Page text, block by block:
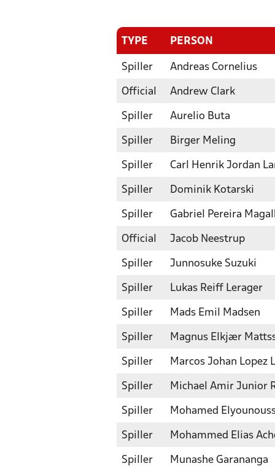
TYPE PERSON
Spiller Andreas Cornelius
Official Andrew Clark
Spiller Aurelio Buta
Spiller Birger Meling
Spiller Carl Henrik Jordan
Spiller Dominik Kotarski
Spiller Gabriel Pereira
Official Jacob Neestrup
Spiller Junnosuke Suzuki
Spiller Lukas Reiff Lerager
Spiller Mads Emil Madsen
Spiller Magnus Elkjær
Spiller Marcos Johan Lopez
Spiller Michael Amir Junior
Spiller Mohamed
Spiller Mohammed Elias
Spiller Munashe Garananga